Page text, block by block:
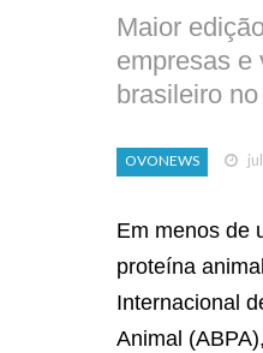
Maior
empresas e
brasileiro
OVONEWS
Em menos de
proteína
Internacional
Animal